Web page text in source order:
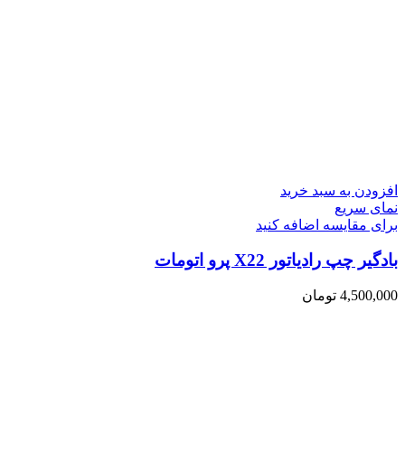
افزودن به سبد خرید
نمای سریع
برای مقایسه اضافه کنید
بادگیر چپ رادیاتور X22 پرو اتومات
4,500,000 تومان